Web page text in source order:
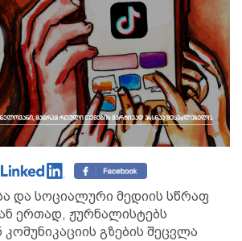
და სოციალური მედიის სწრაფ
ერთად, ჟურნალისტებს
გზების შეცვლა